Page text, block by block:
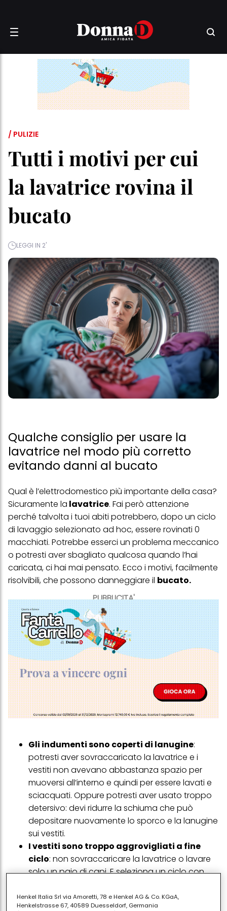
/ PULIZIE
Tutti i motivi per cui
la lavatrice rovina il
bucato
LEGGI IN 2'
Qualche consiglio per usare la
lavatrice nel modo più corretto
evitando danni al bucato
PUBBLICITA'
Qual è l’elettrodomestico più importante della casa?
Sicuramente la lavatrice. Fai però attenzione
perché talvolta i tuoi abiti potrebbero, dopo un ciclo
di lavaggio selezionato ad hoc, essere rovinati 0
macchiati. Potrebbe esserci un problema meccanico
o potresti aver sbagliato qualcosa quando l’hai
caricata, ci hai mai pensato. Ecco i motivi, facilmente
risolvibili, che possono danneggiare il bucato.
Gli indumenti sono coperti di lanugine:
potresti aver sovraccaricato la lavatrice e i
vestiti non avevano abbastanza spazio per
muoversi all’interno e quindi per essere lavati e
sciacquati. Oppure potresti aver usato troppo
detersivo: devi ridurre la schiuma che può
depositare nuovamente lo sporco e la lanugine
sui vestiti.
I vestiti sono troppo aggrovigliati a fine
ciclo: non sovraccaricare la lavatrice o lavare
solo un paio di capi. E seleziona un ciclo con
I vestiti sono ancora sporchi dopo il
Henkel Italia Srl via Amoretti, 78 e Henkel AG & Co. KGaA,
Henkelstrasse 67, 40589 Duesseldorf, Germania